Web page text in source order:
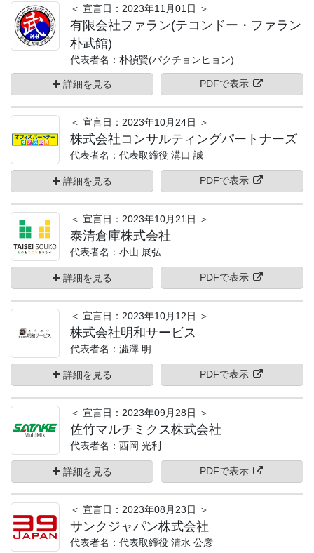
＜ 宣言日：2023年11月01日 ＞
有限会社ファラン(テコンドー・ファラン
朴武館)
代表者名：朴禎賢(パクチョンヒョン)
詳細を見る PDFで表示
＜ 宣言日：2023年10月24日 ＞
株式会社コンサルティングパートナーズ
代表者名：代表取締役 溝口 誠
詳細を見る PDFで表示
＜ 宣言日：2023年10月21日 ＞
泰清倉庫株式会社
代表者名：小山 展弘
詳細を見る PDFで表示
＜ 宣言日：2023年10月12日 ＞
株式会社明和サービス
代表者名：澁澤 明
詳細を見る PDFで表示
＜ 宣言日：2023年09月28日 ＞
佐竹マルチミクス株式会社
代表者名：西岡 光利
詳細を見る PDFで表示
＜ 宣言日：2023年08月23日 ＞
サンクジャパン株式会社
代表者名：代表取締役 清水 公彦